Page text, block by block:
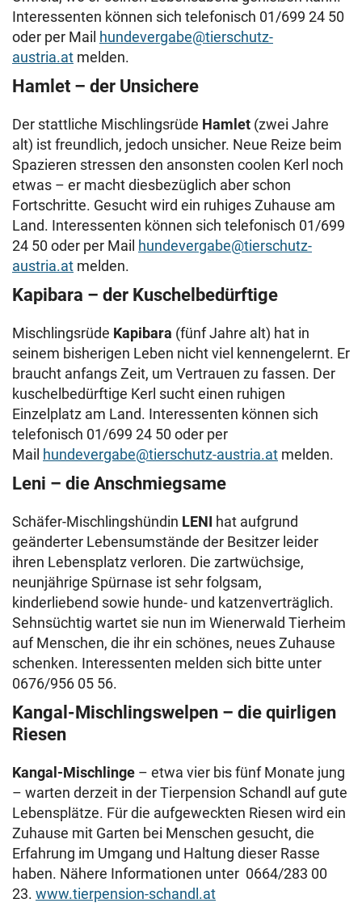
Interessenten können sich telefonisch 01/699 24 50
oder per Mail hundevergabe@tierschutz-
austria.at melden.
Hamlet – der Unsichere
Der stattliche Mischlingsrüde Hamlet (zwei Jahre
alt) ist freundlich, jedoch unsicher. Neue Reize beim
Spazieren stressen den ansonsten coolen Kerl noch
etwas – er macht diesbezüglich aber schon
Fortschritte. Gesucht wird ein ruhiges Zuhause am
Land. Interessenten können sich telefonisch 01/699
24 50 oder per Mail hundevergabe@tierschutz-
austria.at melden.
Kapibara – der Kuschelbedürftige
Mischlingsrüde Kapibara (fünf Jahre alt) hat in
seinem bisherigen Leben nicht viel kennengelernt. Er
braucht anfangs Zeit, um Vertrauen zu fassen. Der
kuschelbedürftige Kerl sucht einen ruhigen
Einzelplatz am Land. Interessenten können sich
telefonisch 01/699 24 50 oder per
Mail hundevergabe@tierschutz-austria.at melden.
Leni – die Anschmiegsame
Schäfer-Mischlingshündin LENI hat aufgrund
geänderter Lebensumstände der Besitzer leider
ihren Lebensplatz verloren. Die zartwüchsige,
neunjährige Spürnase ist sehr folgsam,
kinderliebend sowie hunde- und katzenverträglich.
Sehnsüchtig wartet sie nun im Wienerwald Tierheim
auf Menschen, die ihr ein schönes, neues Zuhause
schenken. Interessenten melden sich bitte unter
0676/956 05 56.
Kangal-Mischlingswelpen – die quirligen
Riesen
Kangal-Mischlinge – etwa vier bis fünf Monate jung
– warten derzeit in der Tierpension Schandl auf gute
Lebensplätze. Für die aufgeweckten Riesen wird ein
Zuhause mit Garten bei Menschen gesucht, die
Erfahrung im Umgang und Haltung dieser Rasse
haben. Nähere Informationen unter 0664/283 00
23. www.tierpension-schandl.at